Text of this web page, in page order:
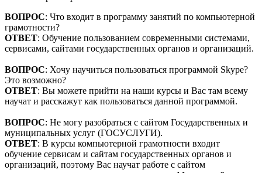
ВОПРОС: Что входит в программу занятий по компьютерной
грамотности?
ОТВЕТ: Обучение пользованием современными системами,
сервисами, сайтами государственных органов и организаций.
ВОПРОС: Хочу научиться пользоваться программой Skype?
Это возможно?
ОТВЕТ: Вы можете прийти на наши курсы и Вас там всему
научат и расскажут как пользоваться данной программой.
ВОПРОС: Не могу разобраться с сайтом Государственных и
муниципальных услуг (ГОСУСЛУГИ).
ОТВЕТ: В курсы компьютерной грамотности входит
обучение сервисам и сайтам государственных органов и
организаций, поэтому Вас научат работе с сайтом